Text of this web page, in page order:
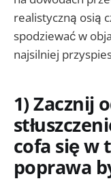
realistyczną osią
spodziewać w
najsilniej
1) Zacznij
cofa się w
poprawa